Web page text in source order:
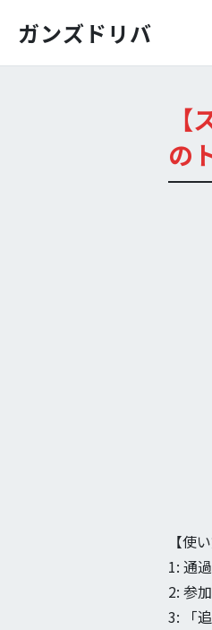
ガンズドリバ
の
【使
1: 通
2: 参
3: 「